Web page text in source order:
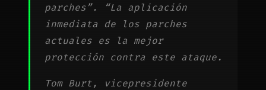
parches”. “La aplicación
inmediata de los parches
actuales es la mejor
protección contra este ataque.
Tom Burt, vicepresidente